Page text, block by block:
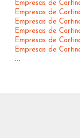
Empresas de
Empresas de
Empresas de
Empresas de
Empresas de
Empresas de
...